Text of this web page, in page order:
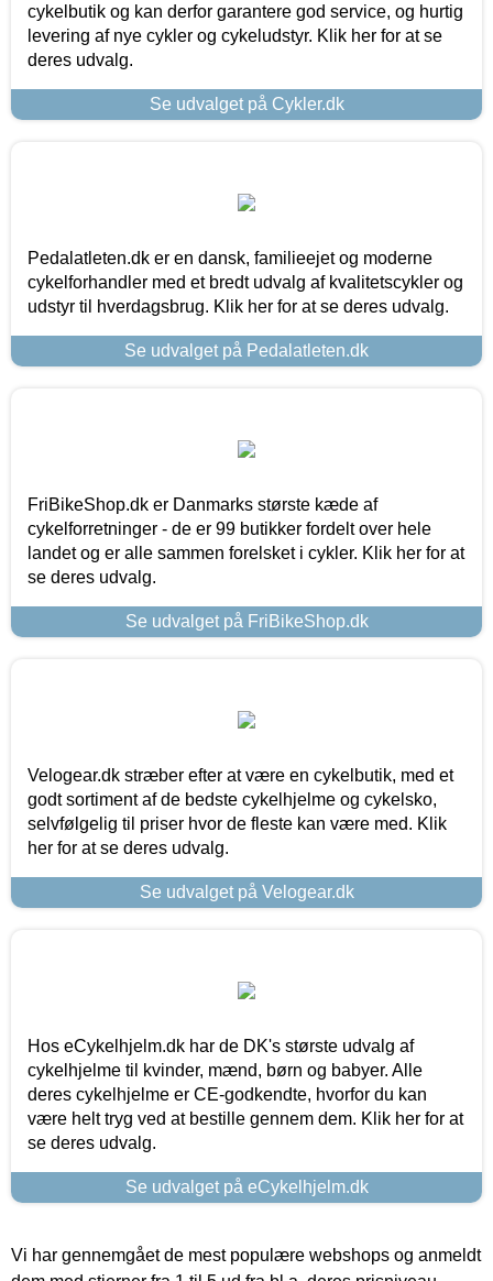
cykelbutik og kan derfor garantere god service, og hurtig
levering af nye cykler og cykeludstyr. Klik her for at se
deres udvalg.
Se udvalget på Cykler.dk
Pedalatleten.dk er en dansk, familieejet og moderne
cykelforhandler med et bredt udvalg af kvalitetscykler og
udstyr til hverdagsbrug. Klik her for at se deres udvalg.
Se udvalget på Pedalatleten.dk
FriBikeShop.dk er Danmarks største kæde af
cykelforretninger - de er 99 butikker fordelt over hele
landet og er alle sammen forelsket i cykler. Klik her for at
se deres udvalg.
Se udvalget på FriBikeShop.dk
Velogear.dk stræber efter at være en cykelbutik, med et
godt sortiment af de bedste cykelhjelme og cykelsko,
selvfølgelig til priser hvor de fleste kan være med. Klik
her for at se deres udvalg.
Se udvalget på Velogear.dk
Hos eCykelhjelm.dk har de DK's største udvalg af
cykelhjelme til kvinder, mænd, børn og babyer. Alle
deres cykelhjelme er CE-godkendte, hvorfor du kan
være helt tryg ved at bestille gennem dem. Klik her for at
se deres udvalg.
Se udvalget på eCykelhjelm.dk
Vi har gennemgået de mest populære webshops og anmeldt